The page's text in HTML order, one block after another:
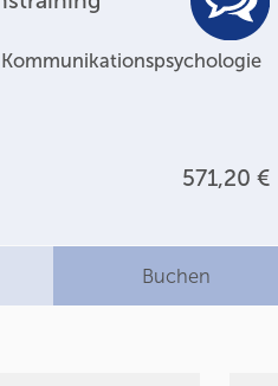
571,20 €
Buchen